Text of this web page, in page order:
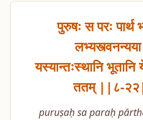
पुरुषः स परः पार्थ
यस्यान्तःस्थानि भूतानि
ततम् ||८-
puruṣaḥ sa paraḥ